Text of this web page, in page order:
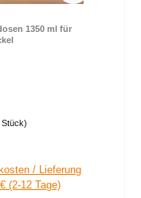
1350 ml für
/ Lieferung
(2-12 Tage)